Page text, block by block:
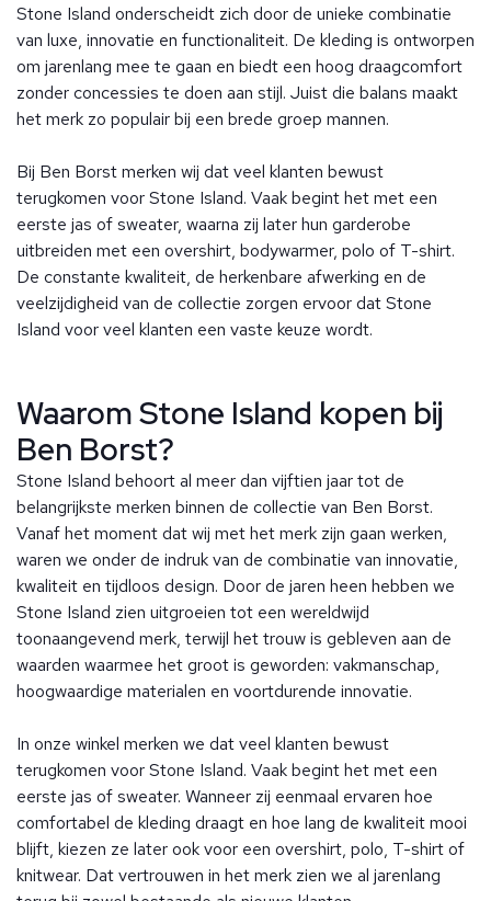
Stone Island onderscheidt zich door de unieke combinatie
van luxe, innovatie en functionaliteit. De kleding is ontworpen
om jarenlang mee te gaan en biedt een hoog draagcomfort
zonder concessies te doen aan stijl. Juist die balans maakt
het merk zo populair bij een brede groep mannen.
Bij Ben Borst merken wij dat veel klanten bewust
terugkomen voor Stone Island. Vaak begint het met een
eerste jas of sweater, waarna zij later hun garderobe
uitbreiden met een overshirt, bodywarmer, polo of T-shirt.
De constante kwaliteit, de herkenbare afwerking en de
veelzijdigheid van de collectie zorgen ervoor dat Stone
Island voor veel klanten een vaste keuze wordt.
Waarom Stone Island kopen bij
Ben Borst?
Stone Island behoort al meer dan vijftien jaar tot de
belangrijkste merken binnen de collectie van Ben Borst.
Vanaf het moment dat wij met het merk zijn gaan werken,
waren we onder de indruk van de combinatie van innovatie,
kwaliteit en tijdloos design. Door de jaren heen hebben we
Stone Island zien uitgroeien tot een wereldwijd
toonaangevend merk, terwijl het trouw is gebleven aan de
waarden waarmee het groot is geworden: vakmanschap,
hoogwaardige materialen en voortdurende innovatie.
In onze winkel merken we dat veel klanten bewust
terugkomen voor Stone Island. Vaak begint het met een
eerste jas of sweater. Wanneer zij eenmaal ervaren hoe
comfortabel de kleding draagt en hoe lang de kwaliteit mooi
blijft, kiezen ze later ook voor een overshirt, polo, T-shirt of
knitwear. Dat vertrouwen in het merk zien we al jarenlang